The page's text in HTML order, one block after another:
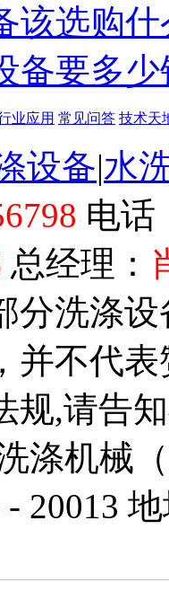
该选购什
备要多少
业应用 常见问答 技术天
设备|水
电话
总经理：
分洗涤
并不代
规,请告
涤机械
- 20013